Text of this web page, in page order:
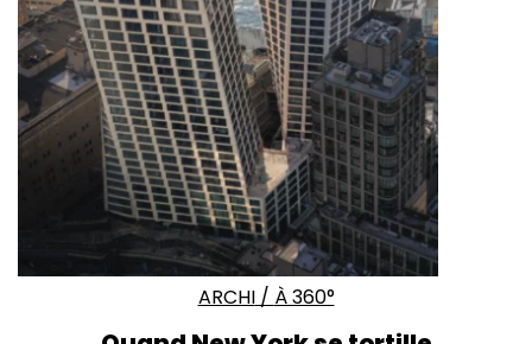
ARCHI/ À 360°